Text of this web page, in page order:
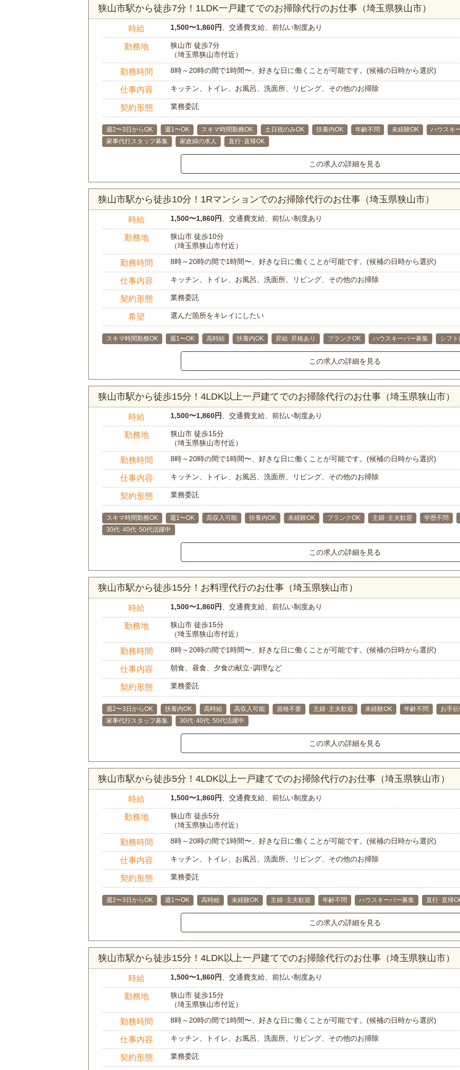
狭山市駅から徒歩7分！1LDK一戸建てでのお掃除代行のお仕事（埼玉県狭山市）
時給 1,500〜1,860円 、交通費支給、前払い制度あり
勤務地
狭山市 徒歩7分
（埼玉県狭山市付近）
勤務時間 8時～20時の間で1時間〜、好きな日に働くことが可能です。(候補の日時から選択)
仕事内容 キッチン、トイレ、お風呂、洗面所、リビング、その他のお掃除
契約形態 業務委託
週2〜3日からOK 週1〜OK スキマ時間勤務OK 土日祝のみOK 扶養内OK 年齢不問 未経験OK
ハウスキ
家事代行スタッフ募集
家政婦の求人 直行･直帰OK
この求人の詳細を見る
狭山市駅から徒歩10分！1Rマンションでのお掃除代行のお仕事（埼玉県狭山市）
時給 1,500〜1,860円 、交通費支給、前払い制度あり
勤務地
狭山市 徒歩10分
（埼玉県狭山市付近）
勤務時間 8時～20時の間で1時間〜、好きな日に働くことが可能です。(候補の日時から選択)
仕事内容 キッチン、トイレ、お風呂、洗面所、リビング、その他のお掃除
契約形態 業務委託
希望 選んだ箇所をキレイにしたい
スキマ時間勤務OK 週1〜OK 高時給 扶養内OK 昇給･昇格あり ブランクOK ハウスキーパー募集 シフト
この求人の詳細を見る
狭山市駅から徒歩15分！4LDK以上一戸建てでのお掃除代行のお仕事（埼玉県狭山市）
時給 1,500〜1,860円 、交通費支給、前払い制度あり
勤務地
狭山市 徒歩15分
（埼玉県狭山市付近）
勤務時間 8時～20時の間で1時間〜、好きな日に働くことが可能です。(候補の日時から選択)
仕事内容 キッチン、トイレ、お風呂、洗面所、リビング、その他のお掃除
契約形態 業務委託
スキマ時間勤務OK 週1〜OK 高収入可能 扶養内OK 未経験OK ブランクOK 主婦･主夫歓迎
学歴不問
30代･40代･50代活躍中
この求人の詳細を見る
狭山市駅から徒歩15分！お料理代行のお仕事（埼玉県狭山市）
時給 1,500〜1,860円 、交通費支給、前払い制度あり
勤務地
狭山市 徒歩15分
（埼玉県狭山市付近）
勤務時間 8時～20時の間で1時間〜、好きな日に働くことが可能です。(候補の日時から選択)
仕事内容 朝食、昼食、夕食の献立･調理など
契約形態 業務委託
週2〜3日からOK 扶養内OK 高時給 高収入可能 資格不要 主婦･主夫歓迎 未経験OK 年齢不問
お手
家事代行スタッフ募集
30代･40代･50代活躍中
この求人の詳細を見る
狭山市駅から徒歩5分！4LDK以上一戸建てでのお掃除代行のお仕事（埼玉県狭山市）
時給 1,500〜1,860円 、交通費支給、前払い制度あり
勤務地
狭山市 徒歩5分
（埼玉県狭山市付近）
勤務時間 8時～20時の間で1時間〜、好きな日に働くことが可能です。(候補の日時から選択)
仕事内容 キッチン、トイレ、お風呂、洗面所、リビング、その他のお掃除
契約形態 業務委託
週2〜3日からOK 週1〜OK 高時給 未経験OK 主婦･主夫歓迎 年齢不問 ハウスキーパー募集 直行･直帰
この求人の詳細を見る
狭山市駅から徒歩15分！4LDK以上一戸建てでのお掃除代行のお仕事（埼玉県狭山市）
時給 1,500〜1,860円 、交通費支給、前払い制度あり
勤務地
狭山市 徒歩15分
（埼玉県狭山市付近）
勤務時間 8時～20時の間で1時間〜、好きな日に働くことが可能です。(候補の日時から選択)
仕事内容 キッチン、トイレ、お風呂、洗面所、リビング、その他のお掃除
契約形態 業務委託